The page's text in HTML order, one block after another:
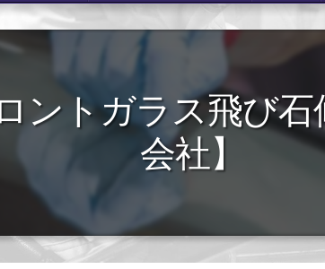
や保険修理の可否など解説
ントガラス飛び
会社】